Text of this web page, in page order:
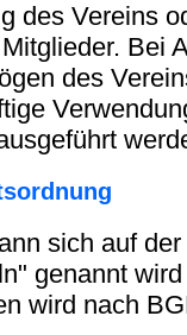
des Vereins
Bei
des
sich auf
genannt
wird nach